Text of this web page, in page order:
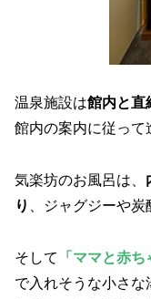
温泉施設は館内と直
館内の案内に従って
気楽坊のお風呂は、
り
、ジャグジーや
そして 「ママと赤ち
で入れそうな小さ